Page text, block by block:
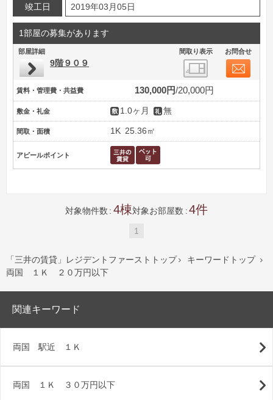
竣工日 2019年03月05日
1部屋の募集があります
部屋詳細 間取り表示 お問合せ
9階９０９
賃料・管理費・共益費 130,000円 20,000円
敷金・礼金 1.0ヶ月 無
間取・面積 1K 25.36㎡
アピールポイント
対象物件数 4 対象お部屋数 4
1
「三井の賃貸」レジデントファーストトップ  キーワードトップ 
両国 １Ｋ ２０万円以下
関連キーワード
両国 駅近 １Ｋ
両国 １Ｋ ３０万円以下